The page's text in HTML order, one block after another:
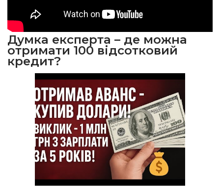
Думка експерта – де можна
отримати 100 відсотковий
кредит?